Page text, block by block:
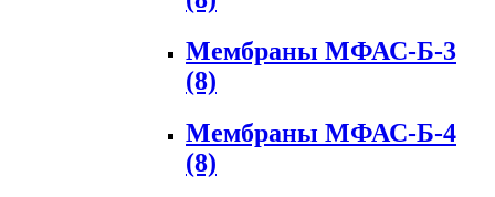
Мембраны МФАС-Б-3
(8)
Мембраны МФАС-Б-4
(8)